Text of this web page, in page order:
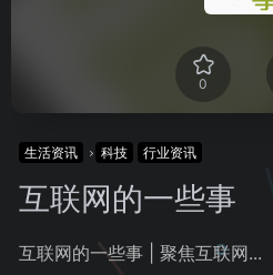
0
生活资讯 科技 行业资讯
互联网的一些事
互联网的一些事 | 聚焦互联网...